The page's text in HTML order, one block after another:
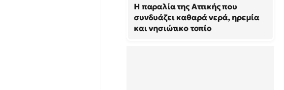
Η παραλία της Αττικής που
συνδυάζει καθαρά νερά, ηρεμία
και νησιώτικο τοπίο